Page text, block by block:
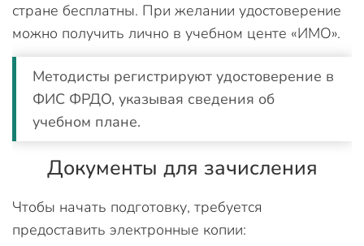
стране бесплатны. При желании удостоверение
можно получить лично в учебном центе «ИМО».
Методисты регистрируют удостоверение в
ФИС ФРДО, указывая сведения об
учебном плане.
Документы для зачисления
Чтобы начать подготовку, требуется
предоставить электронные копии: